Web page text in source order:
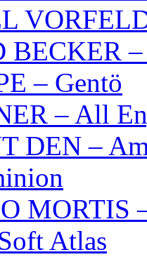
BECKER
– Gentö
– All
DEN –
MORTIS
Atlas